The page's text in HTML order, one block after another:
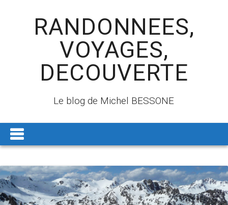
RANDONNEES,
VOYAGES,
DECOUVERTE
Le blog de Michel BESSONE